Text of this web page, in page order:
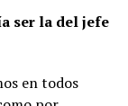
ser la del jefe
en todos